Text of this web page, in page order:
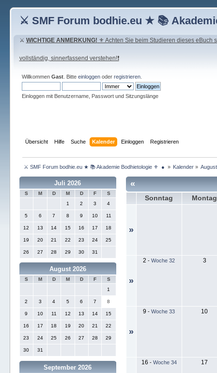
⚔ SMF Forum bodhie.eu ★ 📚
⚔ WICHTIGE ANMERKUNG! ⚜ Achten Sie beim Studieren dieses eBuch
vollständig, sinnerfassend verstehen!❗
Willkommen Gast. Bitte einloggenoder registrieren.
Einloggen mit Benutzername, Passwort und Sitzungslänge
Übersicht Hilfe Suche Kalender Einloggen Registrieren
⚔ SMF Forum bodhie.eu ★ 📚 Akademie Bodhietologie ⚜  ● » Kalender »
Juli 2026
S M D M D F
S
1
2 3 4
5 6 7 8 9 10 11
12 13 14 15 16 17 18
19 20 21 22 23 24 25
26 27 28 29 30 31
August 2026
S M D M D F
S
1
2 3 4 5 6 7 8
9 10 11 12 13 14 15
16 17 18 19 20 21 22
23 24 25 26 27 28 29
30 31
September 2026
«
Sonntag Montag
»
»
2 -Woche 32 3
»
9 -Woche 33 10
16 - Woche 34 17